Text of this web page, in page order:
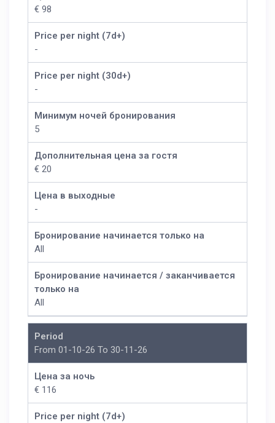
€ 98
Price per night (7d+)
-
Price per night (30d+)
-
Минимум ночей бронирования
5
Дополнительная цена за гостя
€ 20
Цена в выходные
-
Бронирование начинается только на
All
Бронирование начинается / заканчивается
только на
All
Period
From 01-10-26 To 30-11-26
Цена за ночь
€ 116
Price per night (7d+)